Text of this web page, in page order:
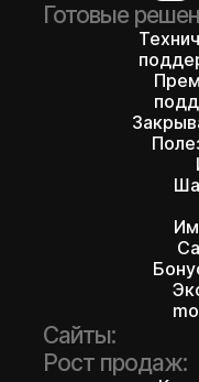
Готовые
Сайты:
Рост продаж: